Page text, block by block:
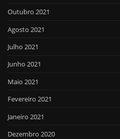
Outubro 2021
Agosto 2021
Julho 2021
Junho 2021
Maio 2021
Fevereiro 2021
Janeiro 2021
Dezembro 2020